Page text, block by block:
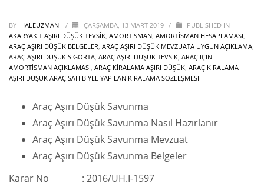
BY IHALEUZMANI / ÇARŞAMBA, 13 MART 2019 /
PUBLISHED IN
AKARYAKIT AŞIRI DÜŞÜK TEVSİK, AMORTİSMAN, AMORTİSMAN HESAPLAMASI,
ARAÇ AŞIRI DÜŞÜK BELGELER, ARAÇ AŞIRI DÜŞÜK MEVZUATA UYGUN AÇIKLAMA,
ARAÇ AŞIRI DÜŞÜK SİGORTA, ARAÇ AŞIRI DÜŞÜK TEVSİK, ARAÇ İÇİN
AMORTİSMAN AÇIKLAMASI, ARAÇ KİRALAMA AŞIRI DÜŞÜK, ARAÇ KİRALAMA
AŞIRI DÜŞÜK ARAÇ SAHİBİYLE YAPILAN KİRALAMA SÖZLEŞMESİ
Araç Aşırı Düşük Savunma
Araç Aşırı Düşük Savunma Nasıl Hazırlanır
Araç Aşırı Düşük Savunma Mevzuat
Araç Aşırı Düşük Savunma Belgeler
Karar No : 2016/UH.I-1597